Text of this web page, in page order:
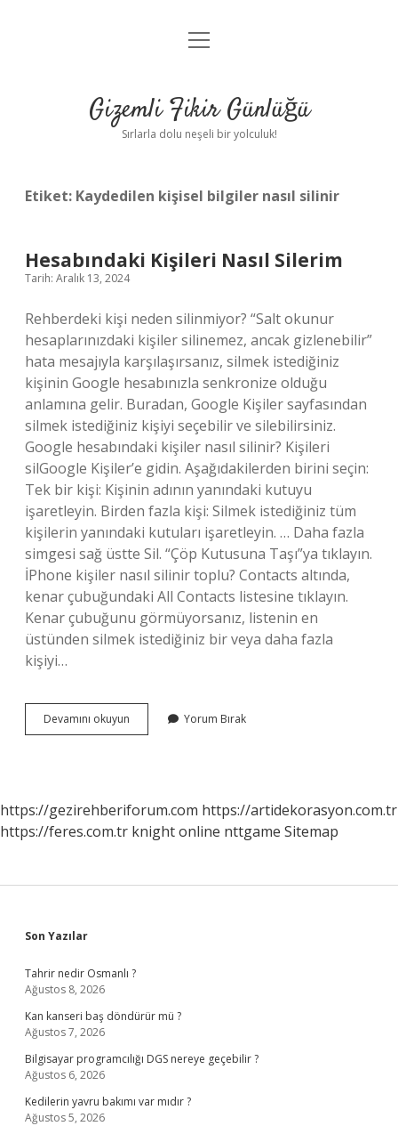
Anasayfa
Yasal Uyarı
menüyü
Gizemli Fikir Günlüğü
Sırlarla dolu neşeli bir yolculuk!
Etiket: Kaydedilen kişisel bilgiler nasıl silinir
Hesabındaki Kişileri Nasıl Silerim
Tarih: Aralık 13, 2024
Rehberdeki kişi neden silinmiyor? “Salt okunur
hesaplarınızdaki kişiler silinemez, ancak gizlenebilir”
hata mesajıyla karşılaşırsanız, silmek istediğiniz
kişinin Google hesabınızla senkronize olduğu
anlamına gelir. Buradan, Google Kişiler sayfasından
silmek istediğiniz kişiyi seçebilir ve silebilirsiniz.
Google hesabındaki kişiler nasıl silinir? Kişileri
silGoogle Kişiler’e gidin. Aşağıdakilerden birini seçin:
Tek bir kişi: Kişinin adının yanındaki kutuyu
işaretleyin. Birden fazla kişi: Silmek istediğiniz tüm
kişilerin yanındaki kutuları işaretleyin. … Daha fazla
simgesi sağ üstte Sil. “Çöp Kutusuna Taşı”ya tıklayın.
İPhone kişiler nasıl silinir toplu? Contacts altında,
kenar çubuğundaki All Contacts listesine tıklayın.
Kenar çubuğunu görmüyorsanız, listenin en
üstünden silmek istediğiniz bir veya daha fazla
kişiyi…
Devamını okuyun Hesabındaki
Kişileri
Yorum Bırak
https://gezirehberiforum.com https://artidekorasyon.com.tr
https://feres.com.tr knight online nttgame Sitemap
Sidebar
Son Yazılar
Tahrir nedir Osmanlı ?
Ağustos 8, 2026
Kan kanseri baş döndürür mü ?
Ağustos 7, 2026
Bilgisayar programcılığı DGS nereye geçebilir ?
Ağustos 6, 2026
Kedilerin yavru bakımı var mıdır ?
Ağustos 5, 2026